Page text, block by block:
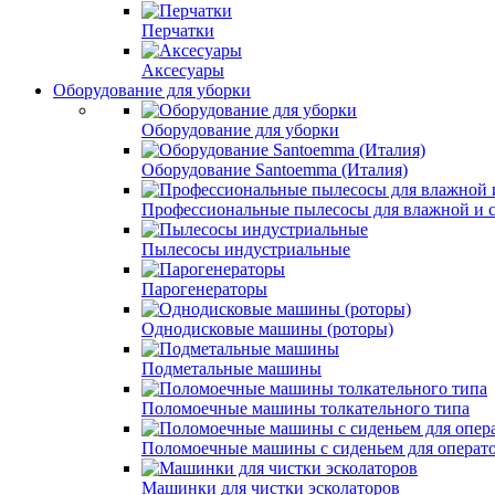
Перчатки
Аксесуары
Оборудование для уборки
Оборудование для уборки
Оборудование Santoemma (Италия)
Профессиональные пылесосы для влажной и
Пылесосы индустриальные
Парогенераторы
Однодисковые машины (роторы)
Подметальные машины
Поломоечные машины толкательного типа
Поломоечные машины с сиденьем для
Машинки для чистки эсколаторов